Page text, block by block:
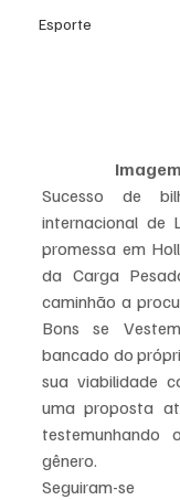
Esporte
Sucesso de
internacional de
promessa em
da Carga
caminhão a
Bons se
bancado do
sua viabilidade
uma proposta
testemunhando
gênero.
Seguiram-